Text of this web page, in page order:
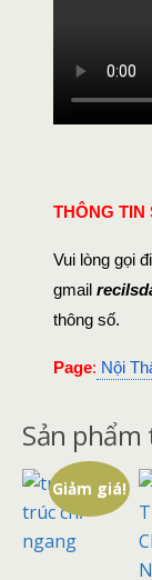
THÔNG TIN
Vui lòng gọi
gmail
thông số.
Page: Nội
Sản
Giảm giá!